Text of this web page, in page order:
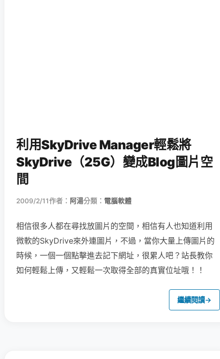
利用SkyDrive Manager輕鬆將
SkyDrive（25G）變成Blog圖片空
間
2009/2/11作者： 阿湯分類： 電腦軟體
相信很多人都在尋找放圖片的空間，相信有人也知道利用
微軟的SkyDrive來外連圖片，不過，當你大量上傳圖片的
時候，一個一個點擊進去記下網址，很累人吧？站長教你
如何輕鬆上傳，又輕鬆一次取得全部的真實位址哦！！
繼續閱讀→